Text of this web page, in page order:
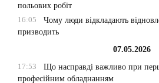
польових робіт
16:05
Чому люди відкладають
призводить
07.05.2026
17:53
Що насправді важливо при
професійним обладнанням